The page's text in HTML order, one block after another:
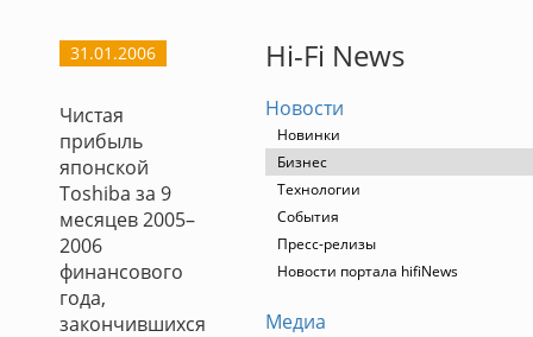
31.01.2006
Чистая
прибыль
японской
Toshiba за 9
месяцев 2005–
2006
финансового
года,
закончившихся
Hi-Fi News
Новости
Новинки
Бизнес
Технологии
События
Пресс-релизы
Новости портала hifiNews
Медиа